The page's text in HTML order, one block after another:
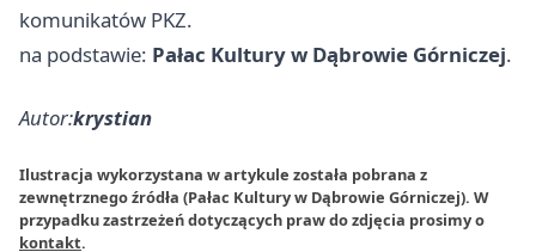
komunikatów PKZ.
na podstawie: Pałac Kultury w Dąbrowie Górniczej.
Autor:krystian
Ilustracja wykorzystana w artykule została pobrana z
zewnętrznego źródła (Pałac Kultury w Dąbrowie Górniczej). W
przypadku zastrzeżeń dotyczących praw do zdjęcia prosimy o
kontakt.